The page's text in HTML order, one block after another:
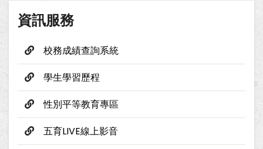
資訊服務
校務成績查詢系統
學生學習歷程
性別平等教育專區
五育LIVE線上影音